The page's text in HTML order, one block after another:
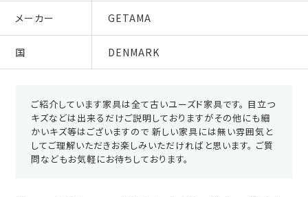
メーカー GETAMA
国 DENMARK
ご紹介しています家具は全て古いユーズド家具です。 目立つ
キズなどは出来るだけご説明しておりますがその他にも細
かいキズ等はございますので 新しい家具には無い雰囲気と
してご理解いただきお楽しみいただければと思います。 ご質
問などもお気軽にお待ちしております。